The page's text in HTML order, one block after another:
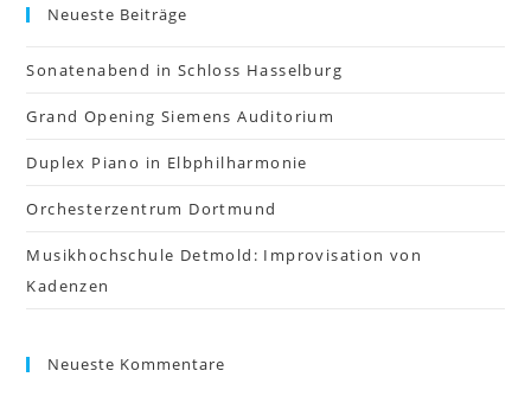
Neueste Beiträge
Sonatenabend in Schloss Hasselburg
Grand Opening Siemens Auditorium
Duplex Piano in Elbphilharmonie
Orchesterzentrum Dortmund
Musikhochschule Detmold: Improvisation von
Kadenzen
Neueste Kommentare